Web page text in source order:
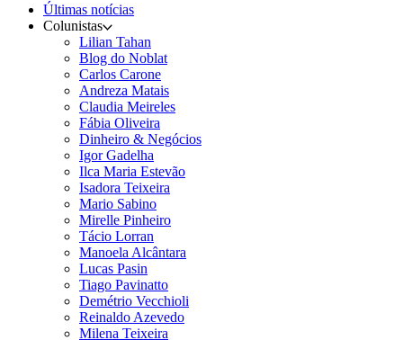
Últimas notícias
Colunistas
Lilian Tahan
Blog do Noblat
Carlos Carone
Andreza Matais
Claudia Meireles
Fábia Oliveira
Dinheiro & Negócios
Igor Gadelha
Ilca Maria Estevão
Isadora Teixeira
Mario Sabino
Mirelle Pinheiro
Tácio Lorran
Manoela Alcântara
Lucas Pasin
Tiago Pavinatto
Demétrio Vecchioli
Reinaldo Azevedo
Milena Teixeira